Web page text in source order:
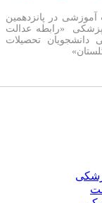
در پانزدهمین
«رابطه عدالت
تحصیلات